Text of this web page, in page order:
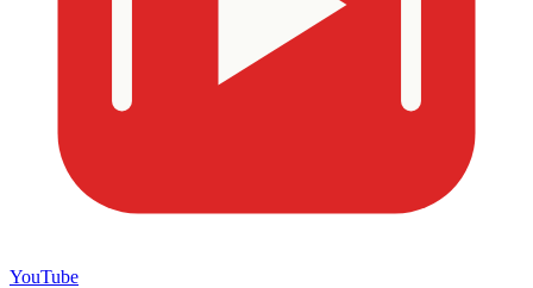
YouTube